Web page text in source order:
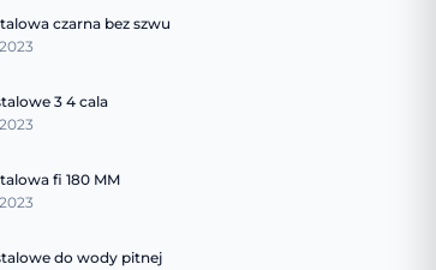
czarna bez szwu
3 4 cala
fi 180 MM
do wody pitnej